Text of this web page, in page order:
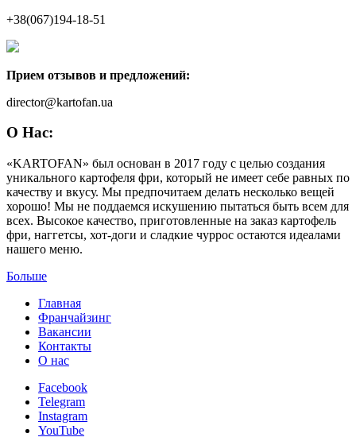
+38(067)194-18-51
Прием отзывов и предложений:
director@kartofan.ua
О Нас:
«KARTOFAN» был основан в 2017 году с целью создания
уникального картофеля фри, который не имеет себе равных по
качеству и вкусу. Мы предпочитаем делать несколько вещей
хорошо! Мы не поддаемся искушению пытаться быть всем для
всех. Высокое качество, приготовленные на заказ картофель
фри, наггетсы, хот-доги и сладкие чуррос остаются идеалами
нашего меню.
Больше
Главная
Франчайзинг
Вакансии
Контакты
О нас
Facebook
Telegram
Instagram
YouTube